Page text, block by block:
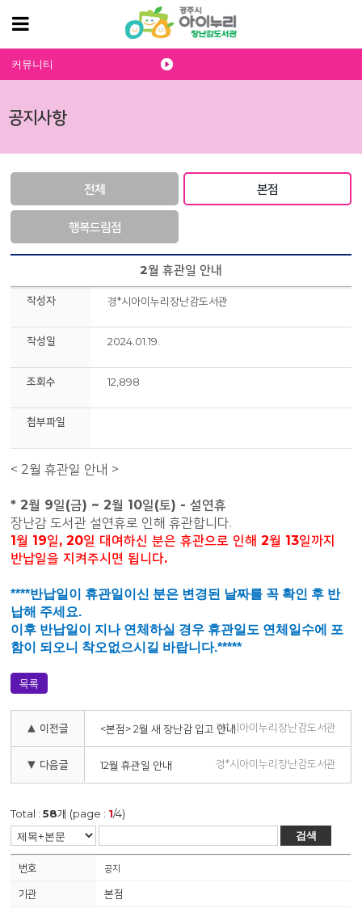
공지사항
커뮤니티
전체 본점
행복드림점
2월 휴관일 안내
작성자 경*시아이누리장난감도서관
작성일 2024.01.19.
조회수 12,898
첨부파일
< 2월 휴관일 안내 >
* 2월 9일(금) ~ 2월 10일(토) - 설연휴
장난감 도서관 설연휴로 인해 휴관합니다.
1월 19일, 20일 대여하신 분은 휴관으로 인해 2월 13일까지
반납일을 지켜주시면 됩니다.
****반납일이 휴관일이신 분은 변경된 날짜를 꼭 확인 후 반
납해 주세요.
이후 반납일이 지나 연체하실 경우 휴관일도 연체일수에 포
함이 되오니 착오없으시길 바랍니다.*****
목록
▲ 이전글 <본점> 2월 새 장난감 입고 안내경*시아이누리장난감도서관
▼ 다음글 12월 휴관일 안내 경*시아이누리장난감도서관
Total :58개 (page : 1/4)
검색
공지
본점